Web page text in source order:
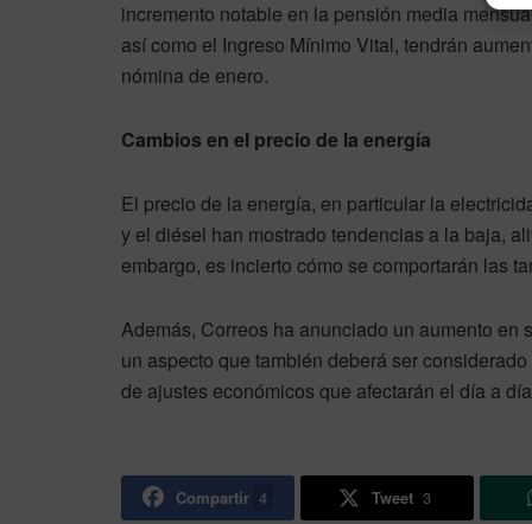
incremento notable en la pensión media
así como el Ingreso Mínimo Vital, tendrán
nómina de enero.
Cambios en el precio de la energía
El precio de la energía, en particular la
y el diésel han mostrado tendencias a la baja,
embargo, es incierto cómo se comportarán las
Además, Correos ha anunciado un aumento en
un aspecto que también deberá ser
de ajustes económicos que afectarán el día a
Compartir 4 Tweet 3